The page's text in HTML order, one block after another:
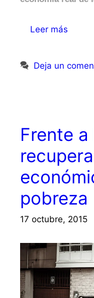
Leer más
Deja un
Frente a
pobreza
17 octubre, 2015